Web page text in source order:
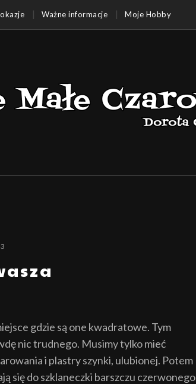
Ważne informacje Moje Hobby
gdzie są one kwadratowe. Tym
nic trudnego. Musimy tylko mieć
i plastry szynki, ulubionej. Potem
się do szklaneczki barszczu czerwonego